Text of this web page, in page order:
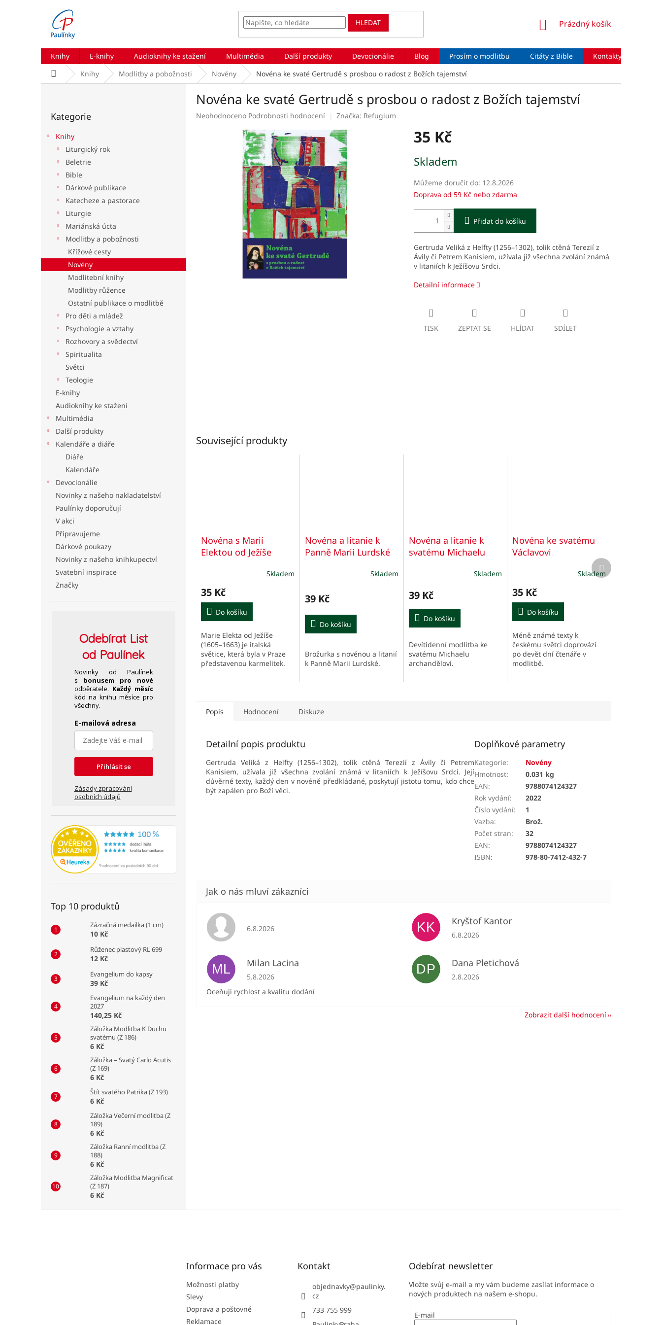
HLEDAT
NÁKUPNÍ
Prázdný košík
Knihy E-knihy Audioknihy ke stažení Multimédia Další produkty Devocionálie Blog Prosím o modlitbu Citáty z Bible Kontakty
Domů Knihy Modlitby a pobožnosti Novény Novéna ke svaté Gertrudě s prosbou o radost z Božích tajemství
kategorie
Kategorie
Knihy
Liturgický rok
Beletrie
Bible
Dárkové publikace
Katecheze a pastorace
Liturgie
Mariánská úcta
Modlitby a pobožnosti
Křížové cesty
Novény
Modlitební knihy
Modlitby růžence
Ostatní publikace o modlitbě
Pro děti a mládež
Psychologie a vztahy
Rozhovory a svědectví
Spiritualita
Světci
Teologie
E-knihy
Audioknihy ke stažení
Multimédia
Další produkty
Kalendáře a diáře
Diáře
Kalendáře
Devocionálie
Novinky z našeho nakladatelství
Paulínky doporučují
V akci
Připravujeme
Dárkové poukazy
Novinky z našeho knihkupectví
Svatební inspirace
Značky
OdebíratList
od Paulínek
Novinky od Paulínek
s bonusem pro nové
odběratele. Každý měsíc
kód na knihu měsíce pro
všechny.
E-mailová adresa
Přihlásit se
Zásady zpracování
osobních údajů
Top 10 produktů
Zázračná medailka (1 cm)
10 Kč
Růženec plastový RL 699
12 Kč
Evangelium do kapsy
39 Kč
Evangelium na každý den
2027
140,25 Kč
Záložka Modlitba K Duchu
svatému (Z 186)
6 Kč
Záložka – Svatý Carlo Acutis
(Z 169)
6 Kč
Štít svatého Patrika (Z 193)
6 Kč
Záložka Večerní modlitba (Z
189)
6 Kč
Záložka Ranní modlitba (Z
188)
6 Kč
Záložka Modlitba Magnificat
(Z 187)
6 Kč
Novéna ke svaté Gertrudě s prosbou o radost z Božích tajemství
Průměrné
Neohodnoceno Podrobnosti hodnocení Značka: Refugium
35 Kč
cena:
Skladem
Můžeme doručit do: 12.8.2026
Doprava od 59 Kč nebo zdarma
Přidat do košíku
Gertruda Veliká z Helfty (1256–1302), tolik ctěná Terezií z
Ávily či Petrem Kanisiem, užívala již všechna zvolání známá
v litaniích k Ježíšovu Srdci.
Detailní informace
TISK ZEPTAT SE HLÍDAT SDÍLET
Související produkty
Novéna s Marií
Elektou od Ježíše
Skladem
35 Kč
Do košíku
Marie Elekta od Ježíše
(1605–1663) je italská
světice, která byla v Praze
představenou karmelitek.
Novéna a litanie k
Panně Marii Lurdské
Skladem
39 Kč
Do košíku
Brožurka s novénou a litanií
k Panně Marii Lurdské.
Novéna a litanie k
svatému Michaelu
Skladem
39 Kč
Do košíku
Devítidenní modlitba ke
svatému Michaelu
archandělovi.
Novéna ke svatému
Václavovi
Skladem
35 Kč
Do košíku
Méně známé texty k
českému světci doprovází
po devět dní čtenáře v
modlitbě.
Další
produkt
Popis Hodnocení Diskuze
Detailní popis produktu
Gertruda Veliká z Helfty (1256–1302), tolik ctěná Terezií z Ávily či Petrem
Kanisiem, užívala již všechna zvolání známá v litaniích k Ježíšovu Srdci. Její
důvěrné texty, každý den v novéně předkládané, poskytují jistotu tomu, kdo chce
být zapálen pro Boží věci.
Doplňkové parametry
Kategorie:
Novény
Hmotnost:
0.031 kg
EAN:
9788074124327
Rok vydání:
2022
Číslo vydání:
1
Vazba:
Brož.
Počet stran:
32
EAN:
9788074124327
ISBN: 978-80-7412-432-7
Hodnocení obchodu je 5 z 5 hvězdiček.
6.8.2026 KK Kryštof Kantor
Hodnocení obchodu je 5 z 5 hvězdiček.
6.8.2026
ML Milan Lacina
Hodnocení obchodu je 5 z 5 hvězdiček.
5.8.2026
Oceňuji rychlost a kvalitu dodání
DP Dana Pletichová
Hodnocení obchodu je 5 z 5 hvězdiček.
2.8.2026
Zobrazit další hodnocení
Informace pro vás
Možnosti platby
Slevy
Doprava a poštovné
Reklamace
Kontakt
objednavky@paulinky.
cz
733 755 999
Odebírat newsletter
Vložte svůj e-mail a my vám budeme zasílat informace o
nových produktech na našem e-shopu.
E-mail